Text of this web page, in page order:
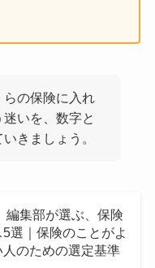
らの保険に入れ
いを、数字と
きましょう。
編集部が選ぶ、保険
選｜保険のことがよ
人のための選定基準